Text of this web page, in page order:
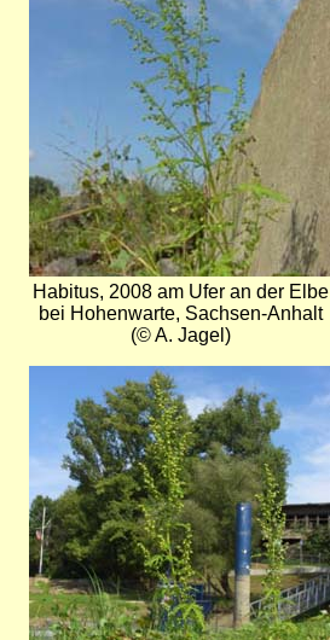
Habitus, 2008 am Ufer an der Elbe
bei Hohenwarte, Sachsen-Anhalt
(© A. Jagel)